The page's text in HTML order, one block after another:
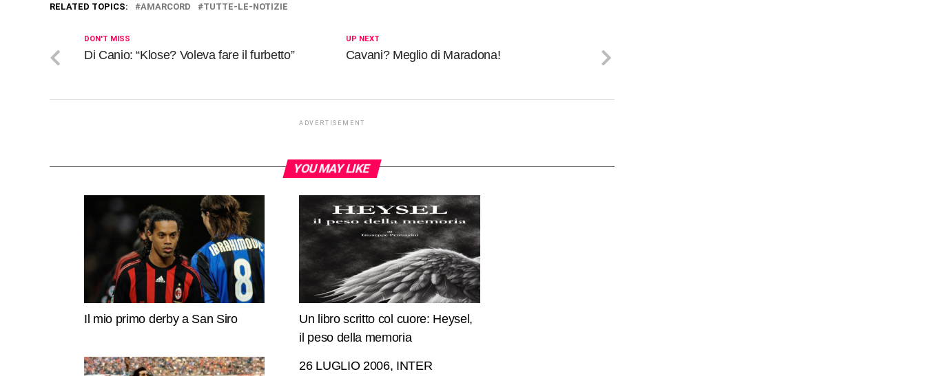
RELATED TOPICS: AMARCORD TUTTE-LE-NOTIZIE
UP NEXT
Cavani? Meglio di Maradona!
DON'T MISS
Di Canio: “Klose? Voleva fare il furbetto”
ADVERTISEMENT
YOU MAY LIKE
Il mio primo derby a San Siro
Un libro scritto col cuore: Heysel,
il peso della memoria
26 LUGLIO 2006, INTER